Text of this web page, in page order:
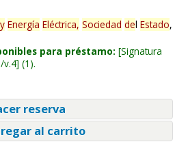
y Energía Eléctrica, Sociedad del Estado,
para préstamo: Signatura
v.4 (1).
reserva
al carrito